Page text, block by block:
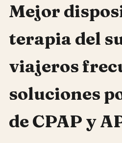
Mejor
terapia del
viajeros
soluciones
de CPAP y